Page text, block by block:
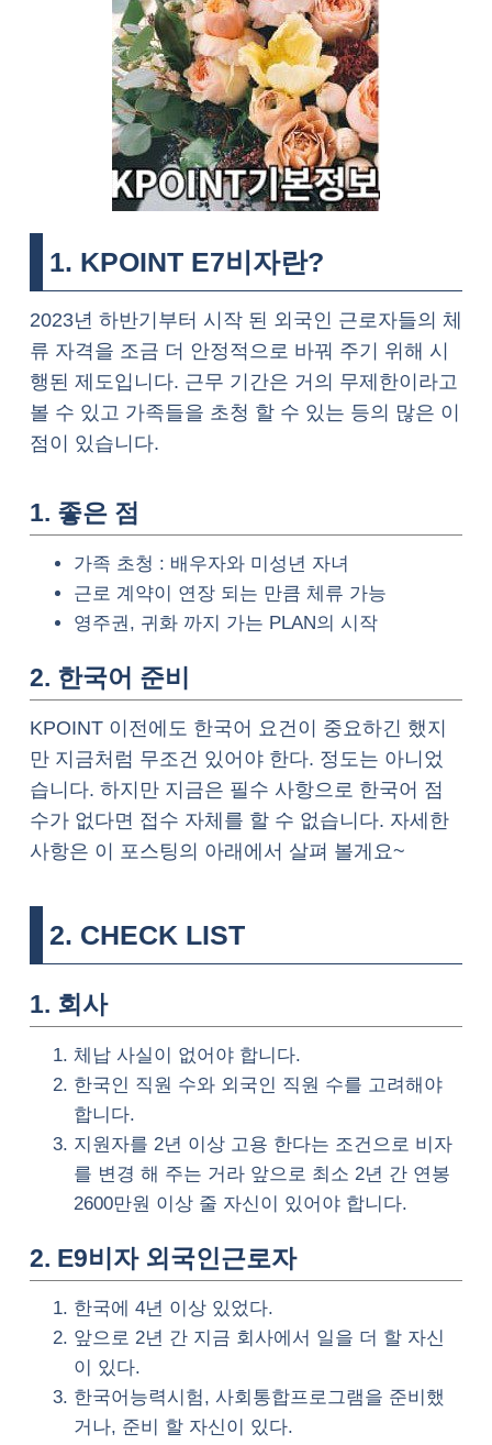
1. KPOINT E7비자란?
2023년 하반기부터 시작 된 외국인 근로자들의 체
류 자격을 조금 더 안정적으로 바꿔 주기 위해 시
행된 제도입니다. 근무 기간은 거의 무제한이라고
볼 수 있고 가족들을 초청 할 수 있는 등의 많은 이
점이 있습니다.
1. 좋은 점
가족 초청 : 배우자와 미성년 자녀
근로 계약이 연장 되는 만큼 체류 가능
영주권, 귀화 까지 가는 PLAN의 시작
2. 한국어 준비
KPOINT 이전에도 한국어 요건이 중요하긴 했지
만 지금처럼 무조건 있어야 한다. 정도는 아니었
습니다. 하지만 지금은 필수 사항으로 한국어 점
수가 없다면 접수 자체를 할 수 없습니다. 자세한
사항은 이 포스팅의 아래에서 살펴 볼게요~
2. CHECK LIST
1. 회사
체납 사실이 없어야 합니다.
한국인 직원 수와 외국인 직원 수를 고려해야
합니다.
지원자를 2년 이상 고용 한다는 조건으로 비자
를 변경 해 주는 거라 앞으로 최소 2년 간 연봉
2600만원 이상 줄 자신이 있어야 합니다.
2. E9비자 외국인근로자
한국에 4년 이상 있었다.
앞으로 2년 간 지금 회사에서 일을 더 할 자신
이 있다.
한국어능력시험, 사회통합프로그램을 준비했
거나, 준비 할 자신이 있다.